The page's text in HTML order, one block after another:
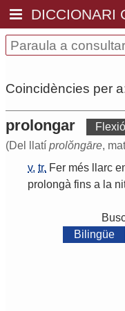
DICCIONARI
Coincidències per
prolongar
(Del llatí prolŏngāre,
v. tr. Fer més llarc
prolongà fins a la
Bilingüe